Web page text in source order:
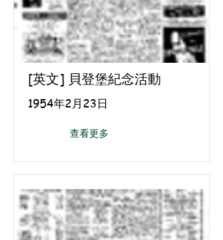
[英文] 貝登堡紀念活動
1954年2月23日
查看更多